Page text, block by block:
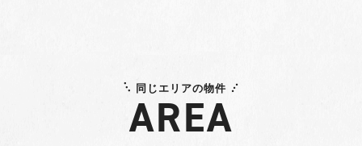
同じエリアの物件
AREA